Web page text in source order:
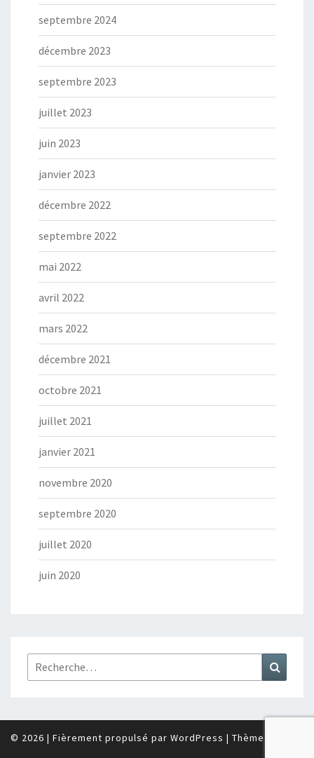
septembre 2024
décembre 2023
septembre 2023
juillet 2023
juin 2023
janvier 2023
décembre 2022
septembre 2022
mai 2022
avril 2022
mars 2022
décembre 2021
octobre 2021
juillet 2021
janvier 2021
novembre 2020
septembre 2020
juillet 2020
juin 2020
Rechercher :
© 2026 | Fièrement propulsé par WordPress | Thème :